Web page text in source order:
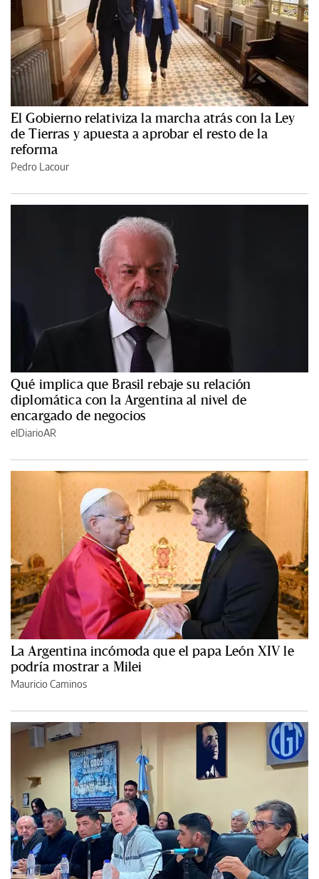
El Gobierno relativiza la marcha atrás con la Ley
de Tierras y apuesta a aprobar el resto de la
reforma
Pedro Lacour
Qué implica que Brasil rebaje su relación
diplomática con la Argentina al nivel de
encargado de negocios
elDiarioAR
La Argentina incómoda que el papa León XIV le
podría mostrar a Milei
Mauricio Caminos